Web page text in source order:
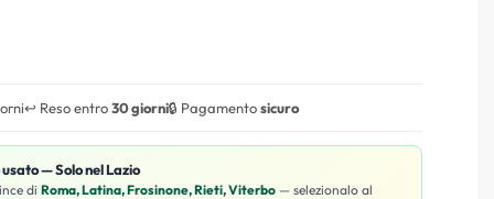
↩️ Reso entro30 giorni🔒 Pagamentosicuro
— Solo nel Lazio
di Roma, Latina, Frosinone, Rieti, Viterbo — selezionalo al